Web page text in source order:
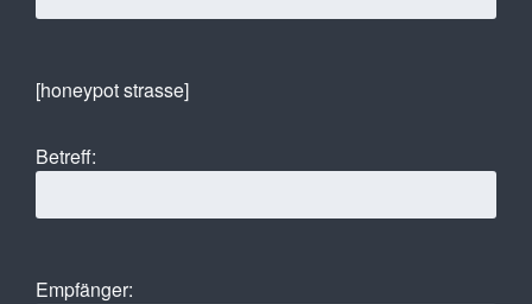
[honeypot strasse]
Betreff:
Empfänger: